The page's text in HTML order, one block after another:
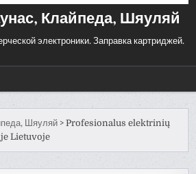
Клайпеда, Шяуляй
электроники. Заправка картриджей.
Шяуляй >Profesionalus elektrinių
Lietuvoje